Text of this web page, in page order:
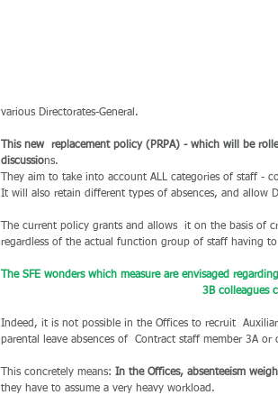
various Directorates-General.
This new  replacement policy (PRPA) - which will be
discussions.
They aim to take into account ALL categories of staff -
It will also retain different types of absences, and allow
The current policy grants and allows  it on the basis of
regardless of the actual function group of staff having to
The SFE wonders which measure are envisaged
3B colleagues
Indeed, it is not possible in the Offices to recruit
parental leave absences of  Contract staff member 3A or
This concretely means: In the Offices, absenteeism
they have to assume a very heavy workload.